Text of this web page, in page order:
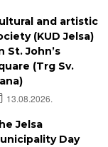
and artistic
(KUD Jelsa)
St. John’s
(Trg Sv.
13.08.2026.
Jelsa
Day